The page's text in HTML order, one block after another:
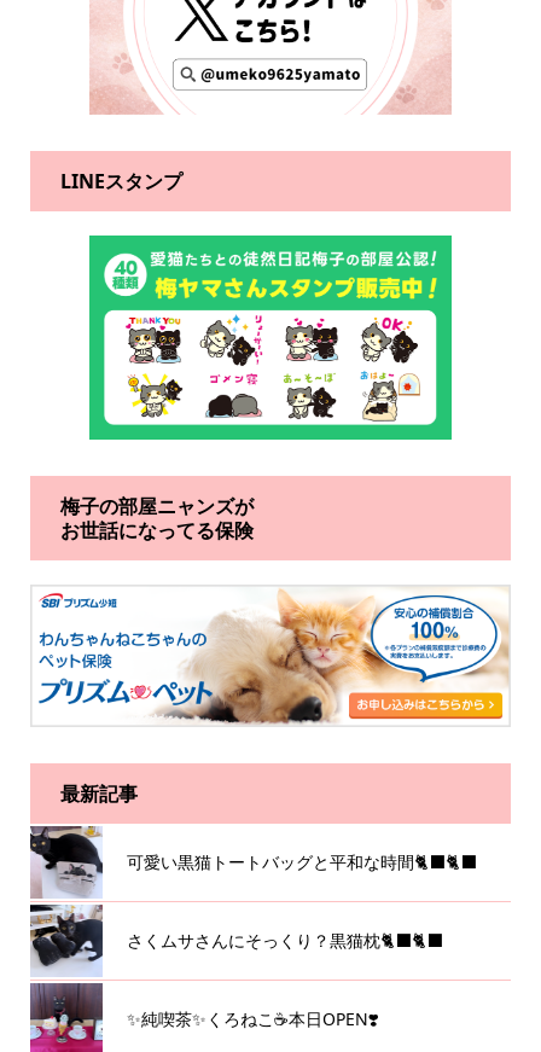
LINEスタンプ
梅子の部屋ニャンズが
お世話になってる保険
最新記事
可愛い黒猫トートバッグと平和な時間🐈‍⬛🐈‍⬛
さくムサさんにそっくり？黒猫枕🐈‍⬛🐈‍⬛
✨純喫茶✨くろねこ☕️本日OPEN❣️